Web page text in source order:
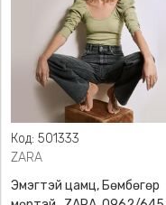
Код: 501333
ZARA
Эмэгтэй цамц, Бөмбөгөр